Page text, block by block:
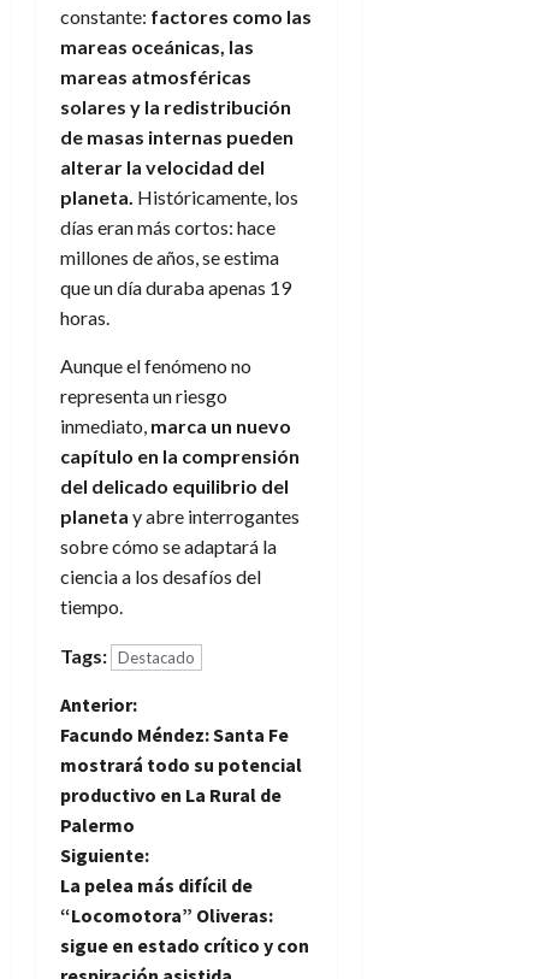
constante: factores como las
mareas oceánicas, las
mareas atmosféricas
solares y la redistribución
de masas internas pueden
alterar la velocidad del
planeta. Históricamente, los
días eran más cortos: hace
millones de años, se estima
que un día duraba apenas 19
horas.
Aunque el fenómeno no
representa un riesgo
inmediato, marca un nuevo
capítulo en la comprensión
del delicado equilibrio del
planeta y abre interrogantes
sobre cómo se adaptará la
ciencia a los desafíos del
tiempo.
Tags: Destacado
N
a
v
e
g
a
Anterior:
Facundo Méndez: Santa Fe
mostrará todo su potencial
productivo en La Rural de
Palermo
Siguiente:
La pelea más difícil de
“Locomotora” Oliveras:
sigue en estado crítico y con